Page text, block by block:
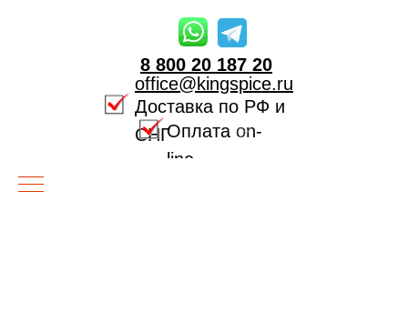
8 800 20 187 20
office@kingspice.ru
Доставка по РФ и
СНГОплата on-
line